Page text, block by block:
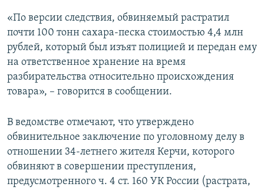
«По версии следствия, обвиняемый растратил
почти 100 тонн сахара-песка стоимостью 4,4 млн
рублей, который был изъят полицией и передан ему
на ответственное хранение на время
разбирательства относительно происхождения
товара», – говорится в сообщении.
В ведомстве отмечают, что утверждено
обвинительное заключение по уголовному делу в
отношении 34-летнего жителя Керчи, которого
обвиняют в совершении преступления,
предусмотренного ч. 4 ст. 160 УК России (растрата,